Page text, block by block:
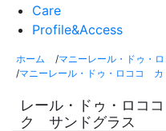
Care
Profile&Access
ホーム /マニーレール・ドゥ・ロ
/マニーレール・ドゥ・ロココ カ
レール・ドゥ・ロコ
ク サンドグラス